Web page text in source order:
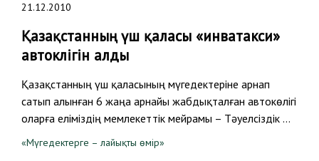
21.12.2010
Қазақстанның үш қаласы «инватакси»
автокөлігін алды
Қазақстанның үш қаласының мүгедектеріне арнап
сатып алынған 6 жаңа арнайы жабдықталған автокөлігі
оларға еліміздің мемлекеттік мейрамы – Тәуелсіздік …
«Мүгедектерге – лайықты өмір»